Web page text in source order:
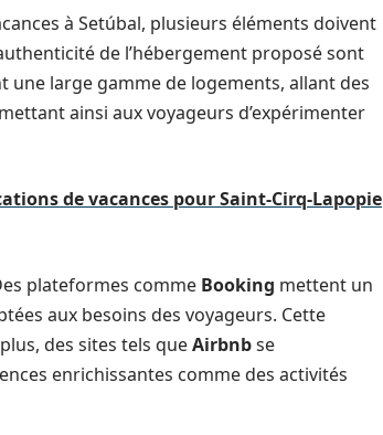
à Setúbal, plusieurs éléments doivent
de l’hébergement proposé sont
une large gamme de logements, allant des
ainsi aux voyageurs d’expérimenter
de vacances pour Saint-Cirq-Lapopie
plateformes comme Booking mettent un
aux besoins des voyageurs. Cette
des sites tels queAirbnbse
enrichissantes comme des activités